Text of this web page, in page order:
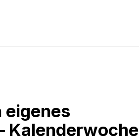
eigenes
Kalenderwoche